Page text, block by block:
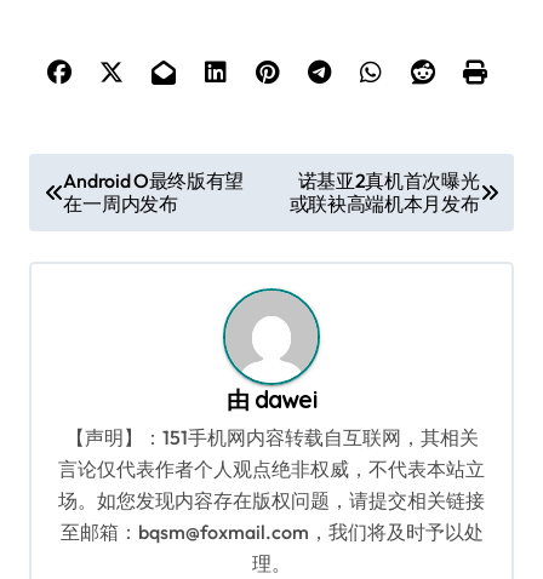
章
导
Android O最终版有望
在一周内发布
诺基亚2真机首次曝光
或联袂高端机本月发布
由 dawei
【声明】：151手机网内容转载自互联网，其相关
言论仅代表作者个人观点绝非权威，不代表本站立
场。如您发现内容存在版权问题，请提交相关链接
至邮箱：bqsm@foxmail.com，我们将及时予以处
理。